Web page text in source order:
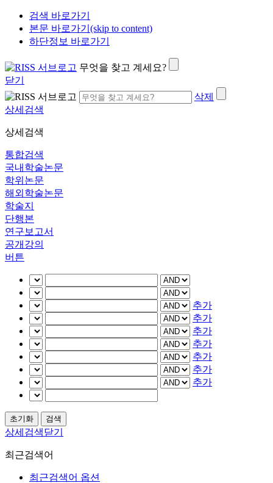
검색 바로가기
본문 바로가기(skip to content)
하단정보 바로가기
무엇을 찾고 계세요?
닫기
삭제
상세검색
상세검색
통합검색
국내학술논문
학위논문
해외학술논문
학술지
단행본
연구보고서
공개강의
버튼
추가
추가
추가
추가
추가
추가
추가
상세검색닫기
최근검색어
최근검색어 옵션